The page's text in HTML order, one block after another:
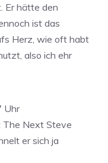
Er hätte den
ist das
Herz, wie oft habt
also ich ehr
Uhr
The Next Steve
er sich ja